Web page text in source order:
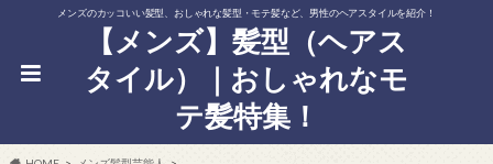
メンズのカッコいい髪型、おしゃれな髪型・モテ髪など、男性のヘアスタイルを紹介！
【メンズ】髪型（ヘアス
タイル）｜おしゃれなモ
テ髪特集！